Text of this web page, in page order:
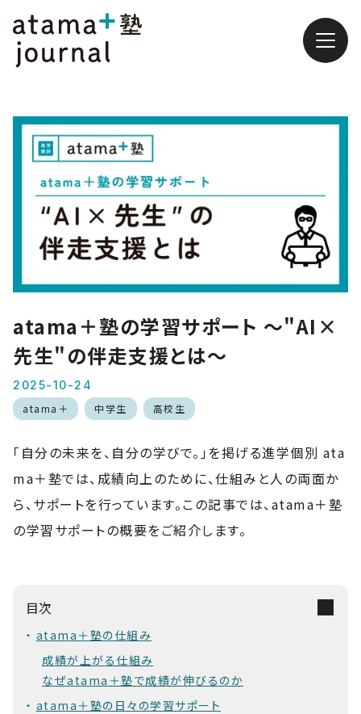
atama＋塾の学習サポート ～"AI×
先生"の伴走支援とは～
2025-10-24
atama＋
中学生 高校生
「自分の未来を、自分の学びで。」を掲げる進学個別 ata
ma＋塾では、成績向上のために、仕組みと人の両面か
ら、サポートを行っています。この記事では、atama＋塾
の学習サポートの概要をご紹介します。
目次
atama＋塾の仕組み
成績が上がる仕組み
なぜatama＋塾で成績が伸びるのか
atama＋塾の日々の学習サポート